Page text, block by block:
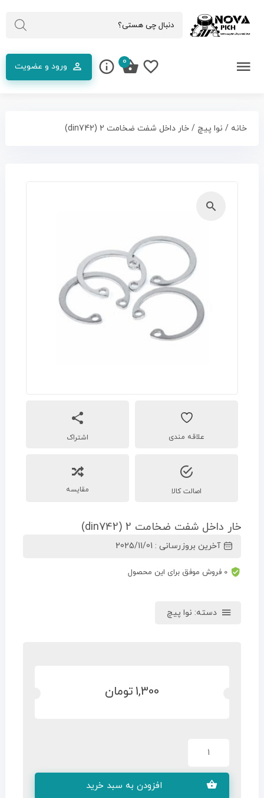
ورود و عضویت 0
خانه / نوا پیچ / خار داخل شفت ضخامت 2 (din742)
اشتراک
اصالت کالا مقایسه
خار داخل شفت ضخامت 2 (din742)
آخرین بروزرسانی : 2025/11/01
0 فروش موفق برای این محصول
دسته: نوا پیچ
1,300 تومان
افزودن به سبد خرید